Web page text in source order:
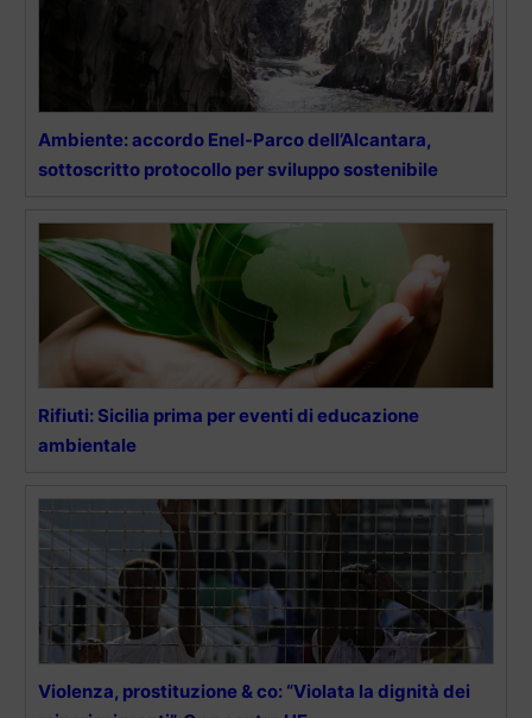
Ambiente: accordo Enel-Parco dell’Alcantara,
sottoscritto protocollo per sviluppo sostenibile
Rifiuti: Sicilia prima per eventi di educazione
ambientale
Violenza, prostituzione & co: “Violata la dignità dei